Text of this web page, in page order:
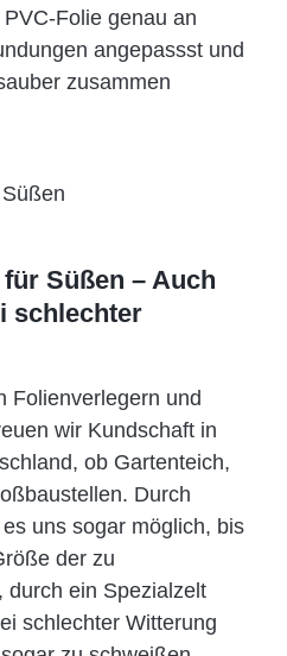
Folie genau an
angepassst und
zusammen
Süßen – Auch
schlechter
Folienverlegern und
wir Kundschaft in
ob Gartenteich,
Durch
uns sogar möglich, bis
der zu
durch ein Spezi­alzelt
schlechter Witterung